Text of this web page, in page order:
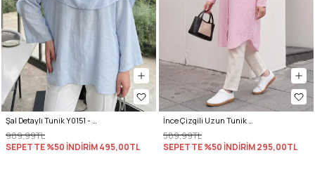
Şal Detaylı Tunik Y0151 - BEBE MAVİSİ
989,99TL
SEPETTE %50 İNDİRİM495,00TL
İnce Çizgili Uzun Tunik 3131 - AÇIK PEMBE
589,99TL
SEPETTE %50 İNDİRİM295,00TL